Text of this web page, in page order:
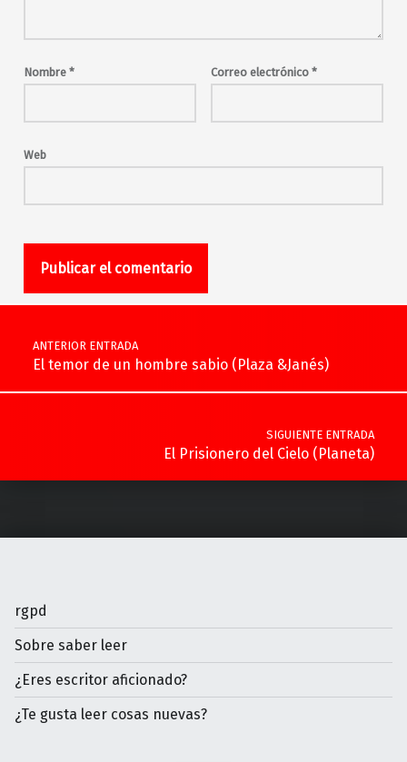
Nombre * Correo electrónico *
Web
Navegación de entradas
ANTERIOR ENTRADA
El temor de un hombre sabio (Plaza &Janés)
SIGUIENTE ENTRADA
El Prisionero del Cielo (Planeta)
rgpd
Sobre saber leer
¿Eres escritor aficionado?
¿Te gusta leer cosas nuevas?